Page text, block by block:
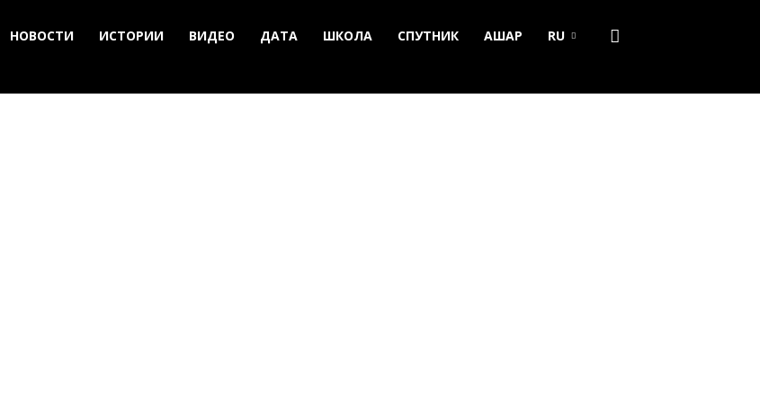
НОВОСТИ ИСТОРИИ ВИДЕО ДАТА ШКОЛА СПУТНИК АШАР RU